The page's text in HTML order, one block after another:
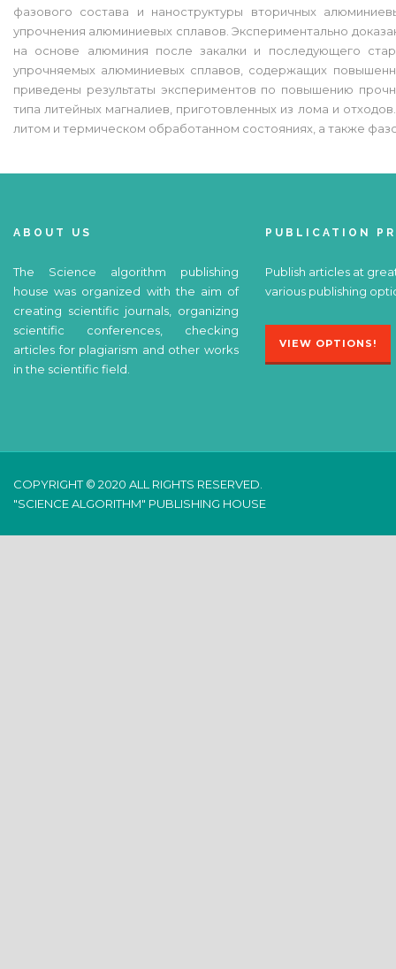
фазового состава и наноструктуры вторичных
упрочнения алюминиевых сплавов. Экспериментально
на основе алюминия после закалки и последующего
упрочняемых алюминиевых сплавов, содержащих
приведены результаты экспериментов по повышению
типа литейных магналиев, приготовленных из лома и
литом и термическом обработанном состояниях, а также
ABOUT US
The Science algorithm publishing
house was organized with the aim of
creating scientific journals, organizing
scientific conferences, checking
articles for plagiarism and other works
in the scientific field.
PUBLICATION
Publish articles at
various publishing
VIEW OPTIONS!
COPYRIGHT © 2020 ALL RIGHTS RESERVED.
"SCIENCE ALGORITHM" PUBLISHING HOUSE